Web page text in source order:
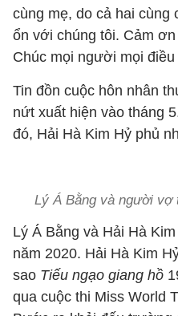
cùng mẹ, do cả hai cùng
ổn với chúng tôi. Cảm
Chúc mọi người mọi điều
Tin đồn cuộc hôn nhân
nứt xuất hiện vào tháng
đó, Hải Hà Kim Hỷ phủ
Lý Á Bằng và người vợ
Lý Á Bằng và Hải Hà
năm 2020. Hải Hà Kim
sao Tiếu ngạo giang hồ
qua cuộc thi Miss World